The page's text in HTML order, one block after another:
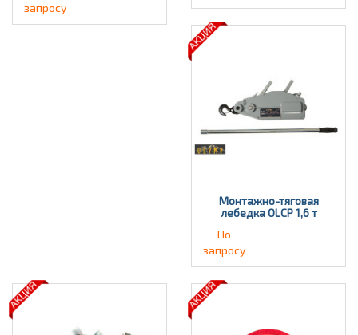
запросу
Монтажно-тяговая
лебедка OLCP 1,6 т
По
запросу